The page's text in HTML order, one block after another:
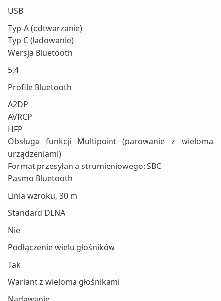
USB
Typ-A (odtwarzanie)
Typ C (ładowanie)
Wersja Bluetooth
5,4
Profile Bluetooth
A2DP
AVRCP
HFP
Obsługa funkcji Multipoint (parowanie z wieloma
urządzeniami)
Format przesyłania strumieniowego: SBC
Pasmo Bluetooth
Linia wzroku, 30 m
Standard DLNA
Nie
Podłączenie wielu głośników
Tak
Wariant z wieloma głośnikami